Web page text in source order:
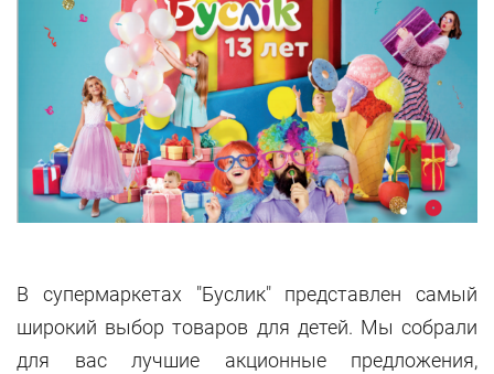
В супермаркетах "Буслик" представлен самый
широкий выбор товаров для детей. Мы собрали
для вас лучшие акционные предложения,